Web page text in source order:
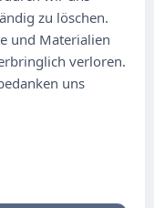
zu löschen.
und Materialien
verloren.
uns